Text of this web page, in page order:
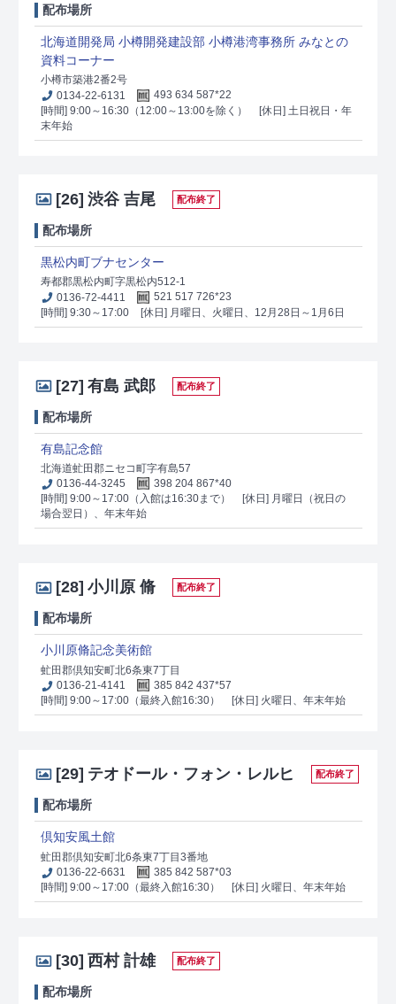
配布場所
北海道開発局 小樽開発建設部 小樽港湾事務所 みなとの
資料コーナー
小樽市築港2番2号
0134-22-6131
493 634 587*22
[時間] 9:00～16:30（12:00～13:00を除く）
[休日] 土日祝日・年
末年始
[26] 渋谷 吉尾 配布終了
配布場所
黒松内町ブナセンター
寿都郡黒松内町字黒松内512-1
0136-72-4411
521 517 726*23
[時間] 9:30～17:00
[休日] 月曜日、火曜日、12月28日～1月6日
[27] 有島 武郎 配布終了
配布場所
有島記念館
北海道虻田郡ニセコ町字有島57
0136-44-3245
398 204 867*40
[時間] 9:00～17:00（入館は16:30まで）
[休日] 月曜日（祝日の
場合翌日）、年末年始
[28] 小川原 脩 配布終了
配布場所
小川原脩記念美術館
虻田郡倶知安町北6条東7丁目
0136-21-4141
385 842 437*57
[時間] 9:00～17:00（最終入館16:30）
[休日] 火曜日、年末年始
[29] テオドール・フォン・レルヒ 配布終了
配布場所
倶知安風土館
虻田郡倶知安町北6条東7丁目3番地
0136-22-6631
385 842 587*03
[時間] 9:00～17:00（最終入館16:30）
[休日] 火曜日、年末年始
[30] 西村 計雄 配布終了
配布場所